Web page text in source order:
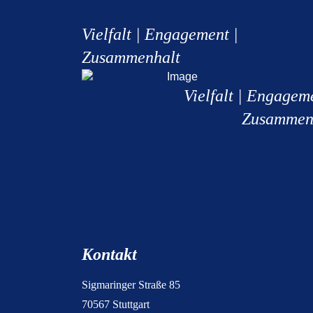
Vielfalt | Engagement |
Zusammenhalt
Vielfalt |
Kontakt
Sigmaringer Straße 85
70567 Stuttgart